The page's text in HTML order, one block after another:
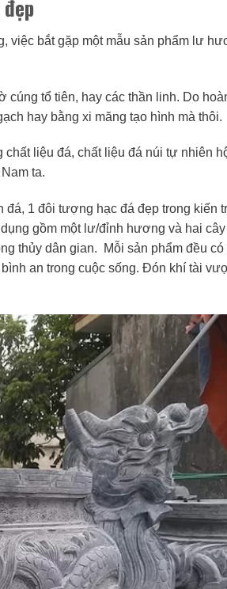
việc bắt gặp một mẫu sản phẩm lư
tổ tiên, hay các thần linh. Do
hay bằng xi măng tạo hình mà thôi.
liệu đá, chất liệu đá núi tự nhiên
ta.
1 đôi tượng hạc đá đẹp trong kiến
gồm một lư/đỉnh hương và hai
thủy dân gian. Mỗi sản phẩm đều có
an trong cuộc sống. Đón khí tài